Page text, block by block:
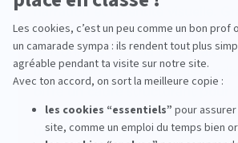
narration et l’identité visuelle.
école à taille humaine, à un
personnalisé et à la
internationale de ses films
offre un cadre structurant pour
décorateurs capables de
univers cohérents, lisibles et